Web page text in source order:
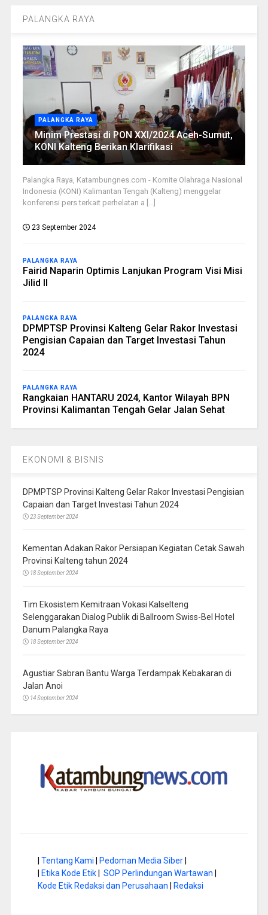
PALANGKA RAYA
PALANGKA RAYA
Minim Prestasi di PON XXI/2024 Aceh-Sumut,
KONI Kalteng Berikan Klarifikasi
Palangka Raya, Katambungnes.com - Komite Olahraga Nasional
Indonesia (KONI) Kalimantan Tengah (Kalteng) menggelar
konferensi pers terkait perhelatan a [...]
23 September 2024
PALANGKA RAYA
Fairid Naparin Optimis Lanjukan Program Visi Misi
Jilid II
PALANGKA RAYA
DPMPTSP Provinsi Kalteng Gelar Rakor Investasi
Pengisian Capaian dan Target Investasi Tahun
2024
PALANGKA RAYA
Rangkaian HANTARU 2024, Kantor Wilayah BPN
Provinsi Kalimantan Tengah Gelar Jalan Sehat
EKONOMI & BISNIS
DPMPTSP Provinsi Kalteng Gelar Rakor Investasi Pengisian
Capaian dan Target Investasi Tahun 2024
23 September 2024
Kementan Adakan Rakor Persiapan Kegiatan Cetak Sawah
Provinsi Kalteng tahun 2024
18 September 2024
Tim Ekosistem Kemitraan Vokasi Kalselteng
Selenggarakan Dialog Publik di Ballroom Swiss-Bel Hotel
Danum Palangka Raya
18 September 2024
Agustiar Sabran Bantu Warga Terdampak Kebakaran di
Jalan Anoi
14 September 2024
Tentang Kami Pedoman Media Siber|
Etika Kode Etik| SOP Perlindungan Wartawan
Kode Etik Redaksi dan Perusahaan
Redaksi